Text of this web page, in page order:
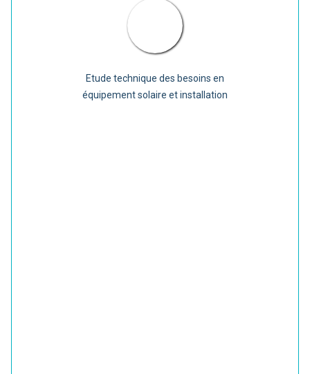
Etude technique des besoins en
équipement solaire et installation